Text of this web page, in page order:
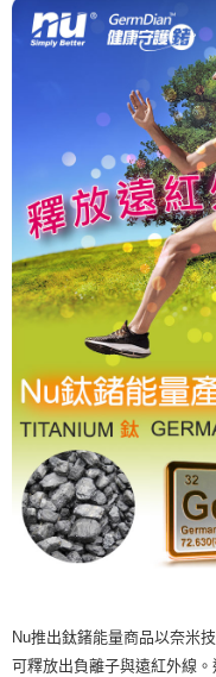
Nu推出鈦鍺能量商品以奈米
可釋放出負離子與遠紅外線